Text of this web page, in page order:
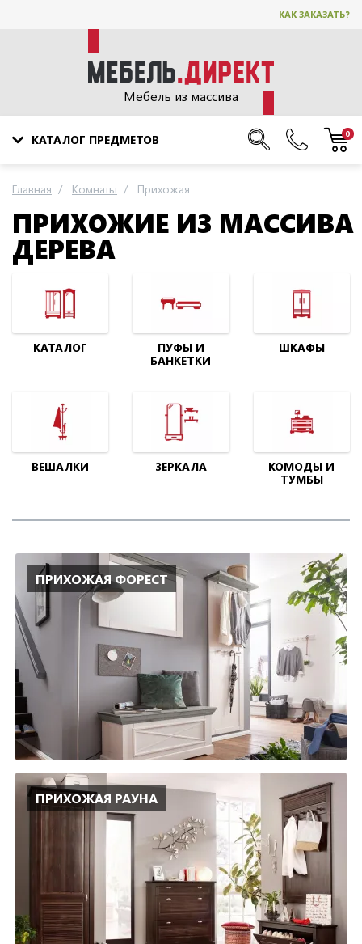
КАК ЗАКАЗАТЬ?
Мебель из массива
КАТАЛОГ ПРЕДМЕТОВ 0
Главная Комнаты Прихожая
ПРИХОЖИЕ ИЗ МАССИВА
ДЕРЕВА
КАТАЛОГ
ПУФЫ И
БАНКЕТКИ
ШКАФЫ
ВЕШАЛКИ ЗЕРКАЛА
КОМОДЫ И
ТУМБЫ
ПРИХОЖАЯ ФОРЕСТ
ПРИХОЖАЯ РАУНА